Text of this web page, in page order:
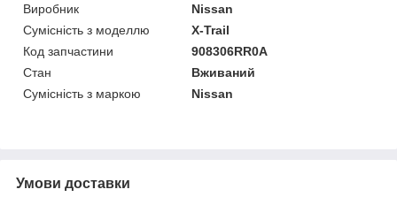
Виробник
Nissan
Сумісність з моделлю
X-Trail
Код запчастини
908306RR0A
Стан
Вживаний
Сумісність з маркою
Nissan
Умови доставки